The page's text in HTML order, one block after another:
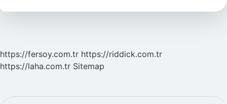
https://fersoy.com.tr https://riddick.com.tr
https://laha.com.tr Sitemap